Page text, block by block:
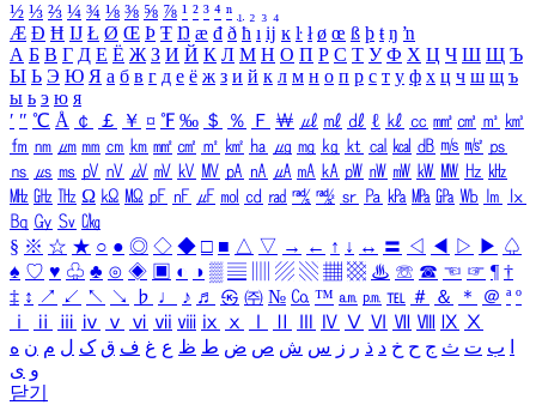
½ ⅓ ⅔ ¼ ¾ ⅛ ⅜ ⅝ ⅞ ¹ ² ³ ⁴ ⁿ ₁ ₂ ₃ ₄
Æ Ð Ħ Ĳ Ł Ø Œ Þ Ŧ Ŋ æ đ ð ħ ı ĳ ĸ ŀ ł ø œ ß þ ŧ ŋ ŉ
А Б В Г Д Е Ё Ж З И Й К Л М Н О П Р С Т У Ф Х Ц Ч Ш Щ Ъ
Ы Ь Э Ю Я а б в г д е ё ж з и й к л м н о п р с т у ф х ц ч ш щ ъ
ы ь э ю я
′ ″ ℃ Å ￠ ￡ ￥ ¤ ℉ ‰ ＄ ％ Ｆ ￦ ㎕ ㎖ ㎗ ℓ ㎘ ㏄ ㎣ ㎤ ㎥ ㎦
㎙ ㎚ ㎛ ㎜ ㎝ ㎞ ㎟ ㎠ ㎡ ㎢ ㏊ ㎍ ㎎ ㎏ ㏏ ㎈ ㎉ ㏈ ㎧ ㎨ ㎰
㎱ ㎲ ㎳ ㎴ ㎵ ㎶ ㎷ ㎸ ㎹ ㎀ ㎁ ㎂ ㎃ ㎄ ㎺ ㎻ ㎽ ㎾ ㎿ ㎐ ㎑
㎒ ㎓ ㎔ Ω ㏀ ㏁ ㎊ ㎋ ㎌ ㏖ ㏅ ㎭ ㎮ ㎯ ㏛ ㎩ ㎪ ㎫ ㎬ ㏝ ㏐
㏓
㏃ ㏉ ㏜ ㏆
§ ※ ☆ ★ ○ ● ◎ ◇ ◆ □ ■ △ ▽ → ← ↑ ↓ ↔ 〓 ◁ ◀ ▷ ▶ ♤
♠ ♡ ♥ ♧ ♣ ⊙ ◈ ▣ ◐ ◑ ▒ ▤ ▨ ▧ ▦ ▩ ♨ ☏ ☎ ☜ ☞ ¶ †
‡ ↕ ↗ ↙ ↖ ↘ ♭ ♩ ♪ ♬ ㉿ ㈜ № ㏇ ™ ㏂ ㏘ ℡ ＃ ＆ ＊ ＠ ª º
ⅰ
ⅱ ⅲ ⅳ ⅴ ⅵ ⅶ ⅷ ⅸ ⅹ Ⅳ Ⅴ Ⅵ Ⅶ Ⅷ Ⅸ Ⅹ
ب ت ث ج ح خ د ذ ر ز س ش ص ض ط ظ ع غ ف ق ک ل م ن ه
و ی
닫기